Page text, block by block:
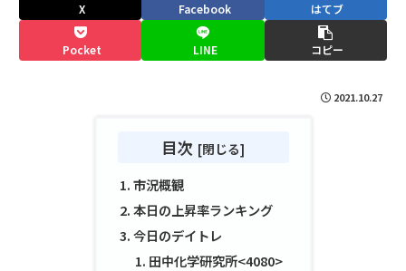
X Facebook はてブ
Pocket LINE コピー
2021.10.27
目次
市況概観
本日の上昇率ランキング
今日のデイトレ
田中化学研究所<4080>